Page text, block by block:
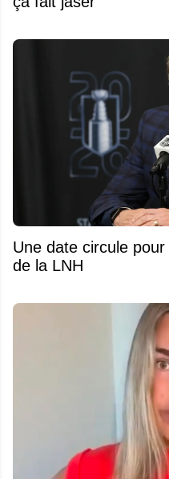
Une date circule
de la LNH